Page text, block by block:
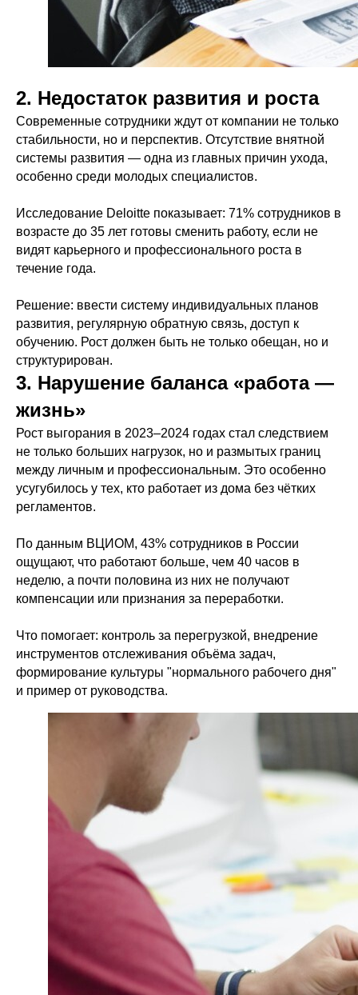
2. Недостаток развития и роста
Современные сотрудники ждут от компании не только
стабильности, но и перспектив. Отсутствие внятной
системы развития — одна из главных причин ухода,
особенно среди молодых специалистов.
Исследование Deloitte показывает: 71% сотрудников в
возрасте до 35 лет готовы сменить работу, если не
видят карьерного и профессионального роста в
течение года.
Решение: ввести систему индивидуальных планов
развития, регулярную обратную связь, доступ к
обучению. Рост должен быть не только обещан, но и
структурирован.
3. Нарушение баланса «работа —
жизнь»
Рост выгорания в 2023–2024 годах стал следствием
не только больших нагрузок, но и размытых границ
между личным и профессиональным. Это особенно
усугубилось у тех, кто работает из дома без чётких
регламентов.
По данным ВЦИОМ, 43% сотрудников в России
ощущают, что работают больше, чем 40 часов в
неделю, а почти половина из них не получают
компенсации или признания за переработки.
Что помогает: контроль за перегрузкой, внедрение
инструментов отслеживания объёма задач,
формирование культуры "нормального рабочего дня"
и пример от руководства.